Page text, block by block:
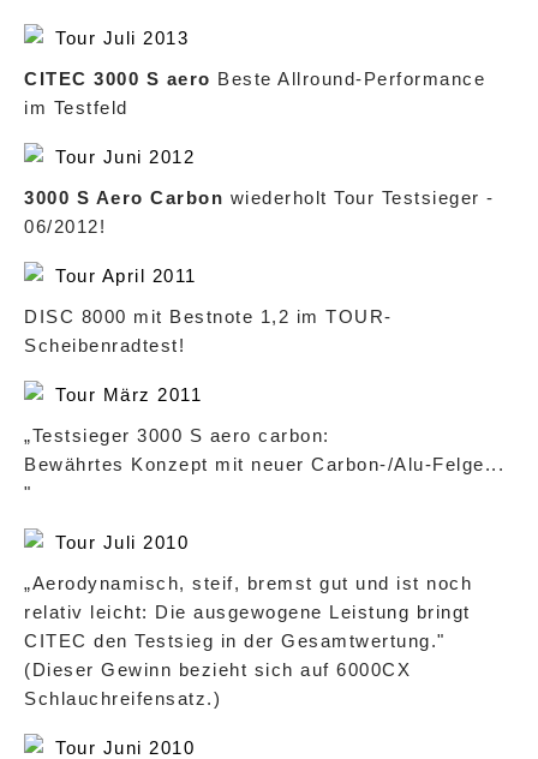
Tour Juli 2013
CITEC 3000 S aero Beste Allround-Performance
im Testfeld
Tour Juni 2012
3000 S Aero Carbon wiederholt Tour Testsieger -
06/2012!
Tour April 2011
DISC 8000 mit Bestnote 1,2 im TOUR-
Scheibenradtest!
Tour März 2011
„Testsieger 3000 S aero carbon:
Bewährtes Konzept mit neuer Carbon-/Alu-Felge...
"
Tour Juli 2010
„Aerodynamisch, steif, bremst gut und ist noch
relativ leicht: Die ausgewogene Leistung bringt
CITEC den Testsieg in der Gesamtwertung."
(Dieser Gewinn bezieht sich auf 6000CX
Schlauchreifensatz.)
Tour Juni 2010